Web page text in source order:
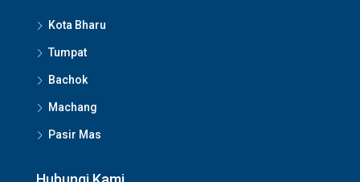
Kota Bharu
Tumpat
Bachok
Machang
Pasir Mas